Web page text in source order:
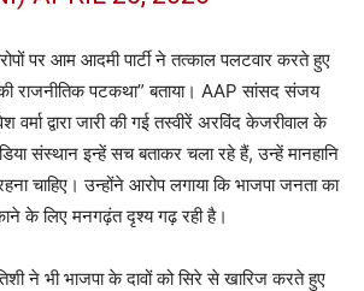
पर आम आदमी पार्टी ने तत्काल पलटवार करते हुए
राजनीतिक पटकथा” बताया। AAP सांसद संजय
द्वारा जारी की गई तस्वीरें अरविंद केजरीवाल के
संस्थान इन्हें सच बताकर चला रहे हैं, उन्हें मानहानि
चाहिए। उन्होंने आरोप लगाया कि भाजपा जनता का
के लिए मनगढ़ंत दृश्य गढ़ रही है।
ने भी भाजपा के दावों को सिरे से खारिज करते हुए